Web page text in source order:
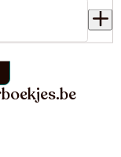
antwoord op je